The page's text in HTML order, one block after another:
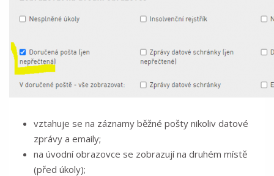
vztahuje se na záznamy běžné pošty nikoliv datové
zprávy a emaily;
na úvodní obrazovce se zobrazují na druhém místě
(před úkoly);